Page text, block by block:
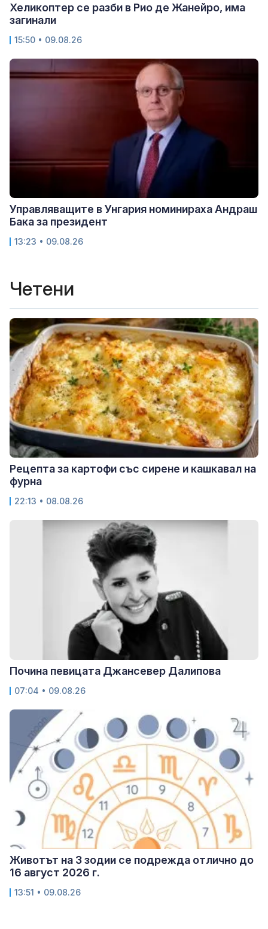
Хеликоптер се разби в Рио де Жанейро, има
загинали
15:50 • 09.08.26
Управляващите в Унгария номинираха Андраш
Бака за президент
13:23 • 09.08.26
Четени
Рецепта за картофи със сирене и кашкавал на
фурна
22:13 • 08.08.26
Почина певицата Джансевер Далипова
07:04 • 09.08.26
Животът на 3 зодии се подрежда отлично до
16 август 2026 г.
13:51 • 09.08.26